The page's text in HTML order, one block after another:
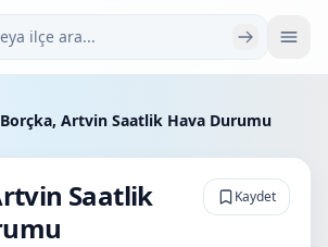
ara
Borçka, Artvin Saatlik Hava Durumu
Saatlik
Kaydet